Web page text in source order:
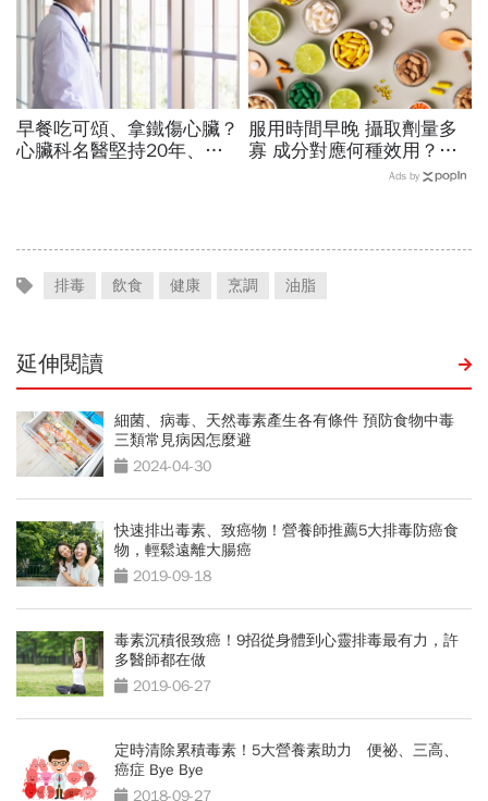
早餐吃可頌、拿鐵傷心臟？
心臟科名醫堅持20年、早
服用時間早晚 攝取劑量多
寡 成分對應何種效用？
專家也看花眼 保健品怎麼
Ads by
排毒 飲食 健康 烹調 油脂
延伸閱讀
細菌、病毒、天然毒素產生各有條件 預防食物中毒
三類常見病因怎麼避
2024-04-30
快速排出毒素、致癌物！營養師推薦5大排毒防癌食
物，輕鬆遠離大腸癌
2019-09-18
毒素沉積很致癌！9招從身體到心靈排毒最有力，許
多醫師都在做
2019-06-27
定時清除累積毒素！5大營養素助力 便祕、三高、
癌症 Bye Bye
2018-09-27